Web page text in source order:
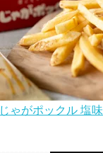
じゃがポックル 塩味